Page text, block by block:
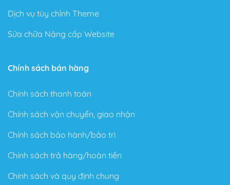
Dịch vụ tùy chỉnh Theme
Sửa chữa Nâng cấp Website
Chính sách bán hàng
Chính sách thanh toán
Chính sách vận chuyển, giao nhận
Chính sách bảo hành/bảo trì
Chính sách trả hàng/hoàn tiền
Chính sách và quy định chung